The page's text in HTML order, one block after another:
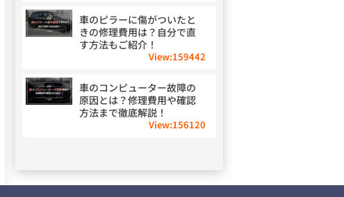
車のピラーに傷がついたと
きの修理費用は？自分で直
す方法もご紹介！
View:159442
車のコンピューター故障の
原因とは？修理費用や確認
方法まで徹底解説！
View:156120